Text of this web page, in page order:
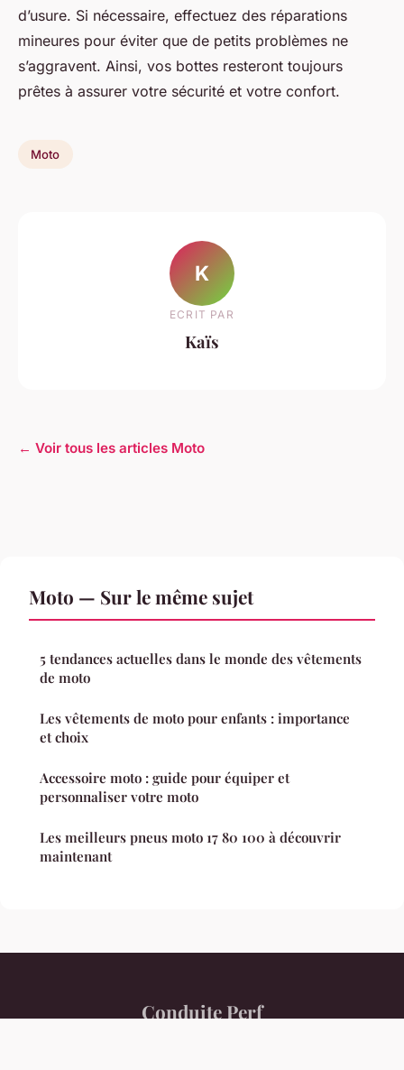
d’usure. Si nécessaire, effectuez des réparations
mineures pour éviter que de petits problèmes ne
s’aggravent. Ainsi, vos bottes resteront toujours
prêtes à assurer votre sécurité et votre confort.
Moto
K
ECRIT PAR
Kaïs
← Voir tous les articles Moto
Moto — Sur le même sujet
5 tendances actuelles dans le monde des vêtements
de moto
Les vêtements de moto pour enfants : importance
et choix
Accessoire moto : guide pour équiper et
personnaliser votre moto
Les meilleurs pneus moto 17 80 100 à découvrir
maintenant
Conduite Perf